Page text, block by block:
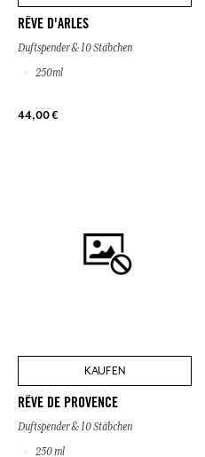
RÊVE D'ARLES
Duftspender & 10 Stäbchen
250ml
44,00 €
KAUFEN
RÊVE DE PROVENCE
Duftspender & 10 Stäbchen
250 ml